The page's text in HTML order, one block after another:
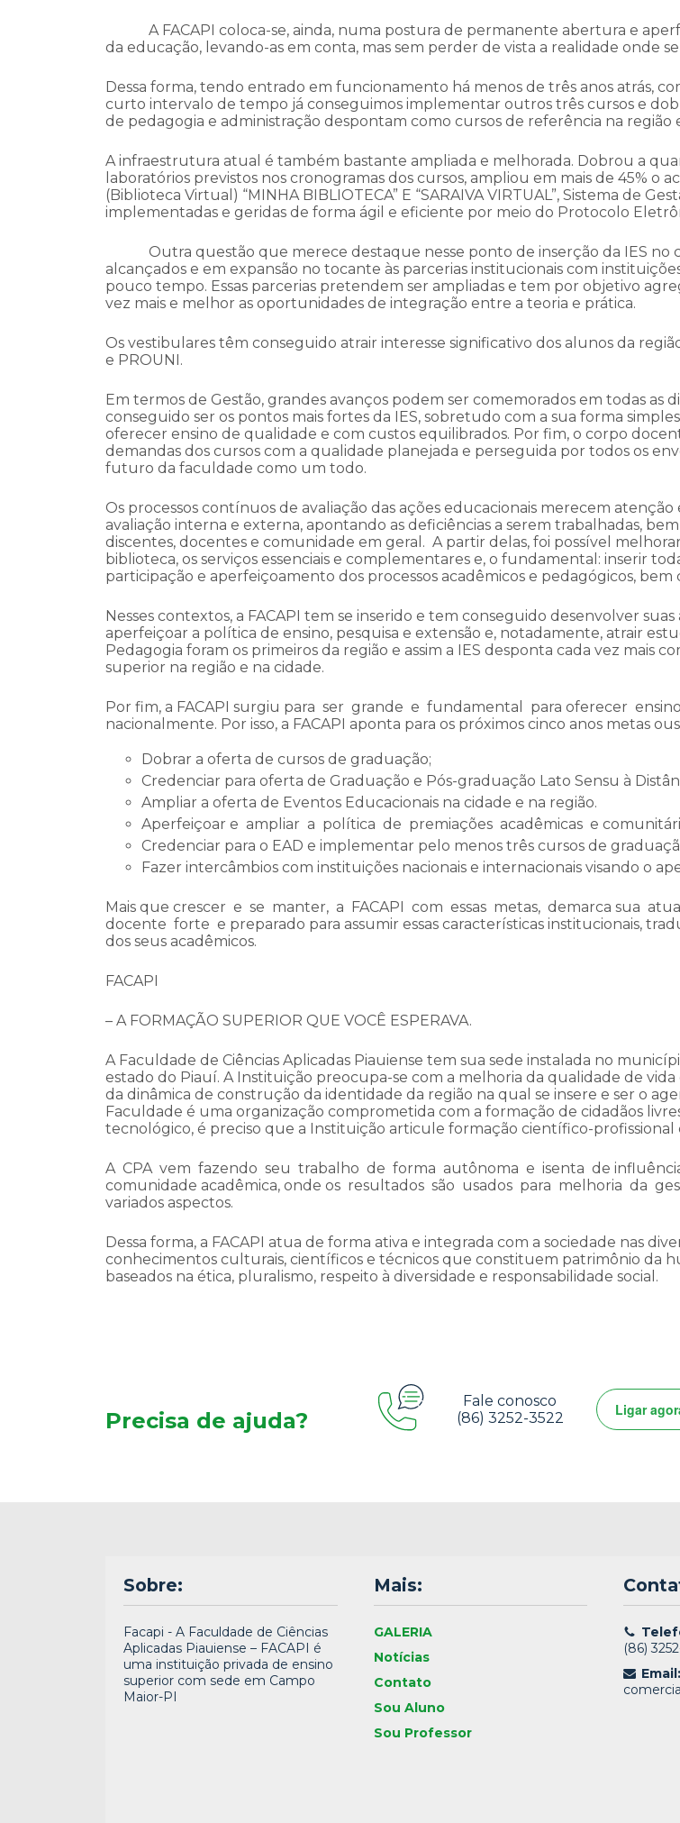
A FACAPI coloca-se, ainda, numa postura de permanente abertura e
da educação, levando-as em conta, mas sem perder de vista a realidade onde se
Dessa forma, tendo entrado em funcionamento há menos de três anos atrás,
curto intervalo de tempo já conseguimos implementar outros três cursos e
de pedagogia e administração despontam como cursos de referência na
A infraestrutura atual é também bastante ampliada e melhorada. Dobrou a
laboratórios previstos nos cronogramas dos cursos, ampliou em mais de 45% o
(Biblioteca Virtual) “MINHA BIBLIOTECA” E “SARAIVA VIRTUAL”, Sistema de
implementadas e geridas de forma ágil e eficiente por meio do Protocolo
Outra questão que merece destaque nesse ponto de inserção da IES no
alcançados e em expansão no tocante às parcerias institucionais com
pouco tempo. Essas parcerias pretendem ser ampliadas e tem por objetivo
vez mais e melhor as oportunidades de integração entre a teoria e prática.
Os vestibulares têm conseguido atrair interesse significativo dos alunos da
e PROUNI.
Em termos de Gestão, grandes avanços podem ser comemorados em todas as
conseguido ser os pontos mais fortes da IES, sobretudo com a sua forma
oferecer ensino de qualidade e com custos equilibrados. Por fim, o corpo
demandas dos cursos com a qualidade planejada e perseguida por todos os
futuro da faculdade como um todo.
Os processos contínuos de avaliação das ações educacionais merecem
avaliação interna e externa, apontando as deficiências a serem trabalhadas,
discentes, docentes e comunidade em geral. A partir delas, foi possível
biblioteca, os serviços essenciais e complementares e, o fundamental: inserir
participação e aperfeiçoamento dos processos acadêmicos e pedagógicos,
Nesses contextos, a FACAPI tem se inserido e tem conseguido desenvolver
aperfeiçoar a política de ensino, pesquisa e extensão e, notadamente, atrair
Pedagogia foram os primeiros da região e assim a IES desponta cada vez mais
superior na região e na cidade.
Por fim, a FACAPI surgiu para ser grande e fundamental para oferecer
nacionalmente. Por isso, a FACAPI aponta para os próximos cinco anos metas
Dobrar a oferta de cursos de graduação;
Credenciar para oferta de Graduação e Pós-graduação Lato Sensu à
Ampliar a oferta de Eventos Educacionais na cidade e na região.
Aperfeiçoar e ampliar a política de premiações acadêmicas e
Credenciar para o EAD e implementar pelo menos três cursos de
Fazer intercâmbios com instituições nacionais e internacionais visando o
Mais que crescer e se manter, a FACAPI com essas metas, demarca sua
docente forte e preparado para assumir essas características institucionais,
dos seus acadêmicos.
FACAPI
– A FORMAÇÃO SUPERIOR QUE VOCÊ ESPERAVA.
A Faculdade de Ciências Aplicadas Piauiense tem sua sede instalada no
estado do Piauí. A Instituição preocupa-se com a melhoria da qualidade de
da dinâmica de construção da identidade da região na qual se insere e ser o
Faculdade é uma organização comprometida com a formação de cidadãos
tecnológico, é preciso que a Instituição articule formação científico-profissional
A CPA vem fazendo seu trabalho de forma autônoma e isenta de
comunidade acadêmica, onde os resultados são usados para melhoria da
variados aspectos.
Dessa forma, a FACAPI atua de forma ativa e integrada com a sociedade nas
conhecimentos culturais, científicos e técnicos que constituem patrimônio da
baseados na ética, pluralismo, respeito à diversidade e responsabilidade social.
Precisa de ajuda?
Fale conosco
(86) 3252-3522
Ligar
Sobre:
Facapi - A Faculdade de Ciências
Aplicadas Piauiense – FACAPI é
uma instituição privada de ensino
superior com sede em Campo
Maior-PI
Mais:
GALERIA
Notícias
Contato
Sou Aluno
Sou Professor
(86)
Email: